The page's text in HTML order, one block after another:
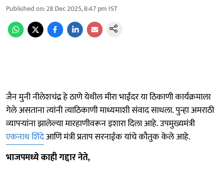
Published on:28 Dec 2025, 8:47 pm IST
जैन मुनी नीलेशचंद्र हे ठाणे येथील मीरा भाईंदर या ठिकाणी कार्यक्रमाला
गेले असताना त्यांनी त्याठिकाणी माध्यमाशी संवाद साधला. पुन्हा अमराठी
व्यापऱ्यांना झालेल्या मारहाणीवरून इशारा दिला आहे. उपमुख्यमंत्री
एकनाथ शिंदेआणि मंत्री प्रताप सरनाईक यांचे कौतुक केले आहे.
भाजपमध्ये काही गद्दार नेते,